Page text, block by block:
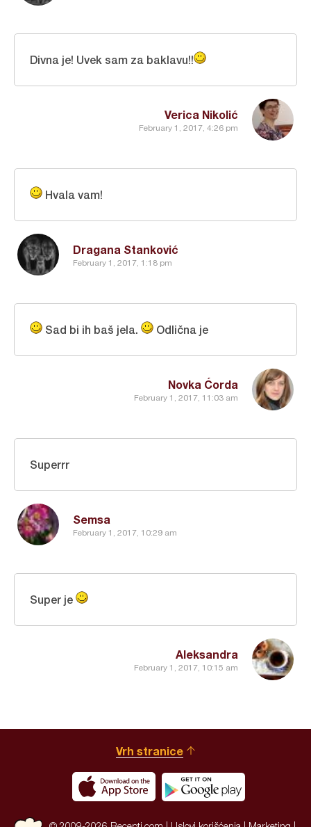
Verica Nikolić
February 1, 2017, 4:26 pm
Divna je! Uvek sam za baklavu!!
Dragana Stanković
February 1, 2017, 1:18 pm
Hvala vam!
Novka Ćorda
February 1, 2017, 11:03 am
Sad bi ih baš jela. Odlična je
Semsa
February 1, 2017, 10:29 am
Superrr
Aleksandra
February 1, 2017, 10:15 am
Super je
Vrh stranice